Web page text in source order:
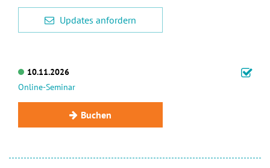
Updates anfordern
10.11.2026
Online-Seminar
Buchen